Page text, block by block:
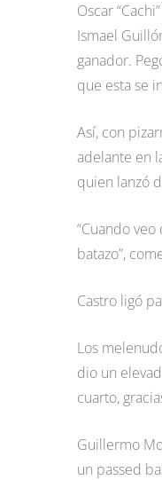
Oscar
Ismael
ganador.
que esta se
Así, con
adelante en
quien lanzó
“Cuando
batazo”,
Castro ligó
Los
dio un
cuarto,
Guillermo
un passed